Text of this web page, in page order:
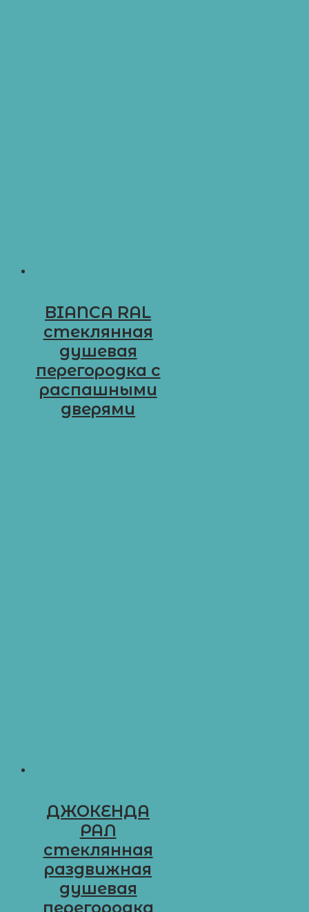
BIANCA RAL
стеклянная
душевая
перегородка с
распашными
дверями
ДЖОКЕНДА
РАЛ
стеклянная
раздвижная
душевая
перегородка